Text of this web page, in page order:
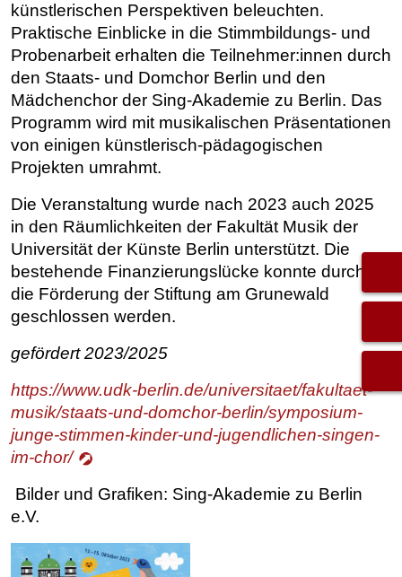
künstlerischen Perspektiven beleuchten.
Praktische Einblicke in die Stimmbildungs- und
Probenarbeit erhalten die Teilnehmer:innen durch
den Staats- und Domchor Berlin und den
Mädchenchor der Sing-Akademie zu Berlin. Das
Programm wird mit musikalischen Präsentationen
von einigen künstlerisch-pädagogischen
Projekten umrahmt.
Die Veranstaltung wurde nach 2023 auch 2025
in den Räumlichkeiten der Fakultät Musik der
Universität der Künste Berlin unterstützt. Die
bestehende Finanzierungslücke konnte durch
die Förderung der Stiftung am Grunewald
geschlossen werden.
gefördert 2023/2025
https://www.udk-berlin.de/universitaet/fakultaet-
musik/staats-und-domchor-berlin/symposium-
junge-stimmen-kinder-und-jugendlichen-singen-
im-chor/
Bilder und Grafiken: Sing-Akademie zu Berlin
e.V.